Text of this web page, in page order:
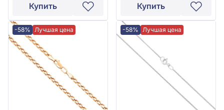
Купить Купить
-58% Лучшая цена -58% Лучшая цена